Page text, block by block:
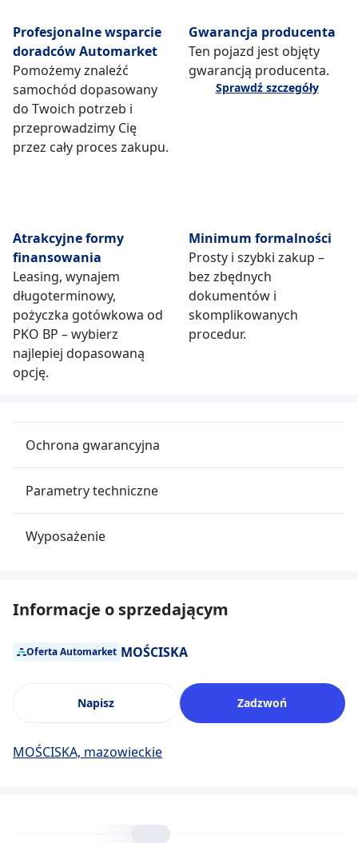
Profesjonalne wsparcie
doradców Automarket
Pomożemy znaleźć
samochód dopasowany
do Twoich potrzeb i
przeprowadzimy Cię
przez cały proces zakupu.
Gwarancja producenta
Ten pojazd jest objęty
gwarancją producenta.
Sprawdź szczegóły
Atrakcyjne formy
finansowania
Leasing, wynajem
długoterminowy,
pożyczka gotówkowa od
PKO BP – wybierz
najlepiej dopasowaną
opcję.
Minimum formalności
Prosty i szybki zakup –
bez zbędnych
dokumentów i
skomplikowanych
procedur.
Ochrona gwarancyjna
Parametry techniczne
Wyposażenie
Informacje o sprzedającym
Oferta Automarket MOŚCISKA
Napisz Zadzwoń
MOŚCISKA, mazowieckie